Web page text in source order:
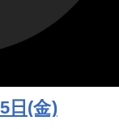
日(金)